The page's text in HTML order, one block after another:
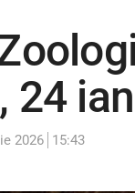
24
2026 15:43